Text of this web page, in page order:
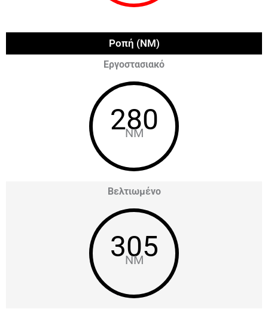
Ροπή (NM)
Εργοστασιακό
280
NM
Βελτιωμένο
305
NM